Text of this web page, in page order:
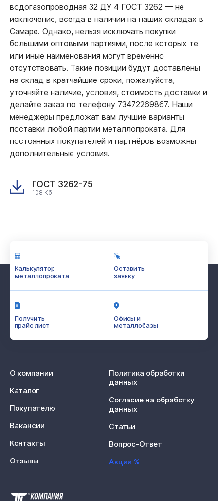
водогазопроводная 32 ДУ 4 ГОСТ 3262 — не
исключение, всегда в наличии на наших складах в
Самаре. Однако, нельзя исключать покупки
большими оптовыми партиями, после которых те
или иные наименования могут временно
отсутствовать. Такие позиции будут доставлены
на склад в кратчайшие сроки, пожалуйста,
уточняйте наличие, условия, стоимость доставки и
делайте заказ по телефону 73472269867. Наши
менеджеры предложат вам лучшие варианты
поставки любой партии металлопроката. Для
постоянных покупателей и партнёров возможны
дополнительные условия.
ГОСТ 3262-75
108 Кб
Калькулятор
металлопроката
Оставить
заявку
Получить
прайс лист
Офисы и
металлобазы
О компании
Каталог
Покупателю
Вакансии
Контакты
Отзывы
Политика обработки
данных
Согласие на обработку
данных
Статьи
Вопрос-Ответ
Акции %